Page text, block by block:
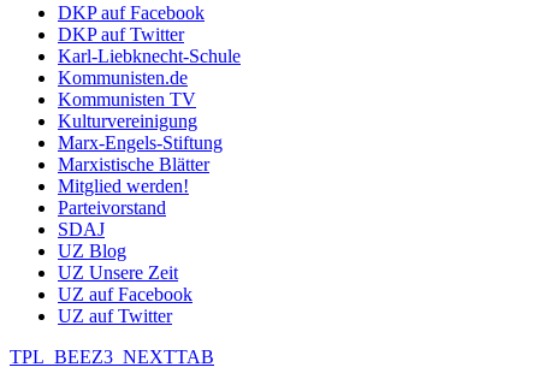
DKP auf Facebook
DKP auf Twitter
Karl-Liebknecht-Schule
Kommunisten.de
Kommunisten TV
Kulturvereinigung
Marx-Engels-Stiftung
Marxistische Blätter
Mitglied werden!
Parteivorstand
SDAJ
UZ Blog
UZ Unsere Zeit
UZ auf Facebook
UZ auf Twitter
TPL_BEEZ3_NEXTTAB